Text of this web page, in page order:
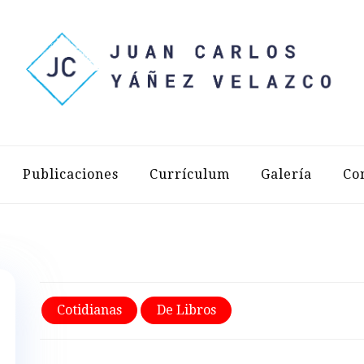
YÁÑEZ
Publicaciones Currículum Galería
Cotidianas De Libros